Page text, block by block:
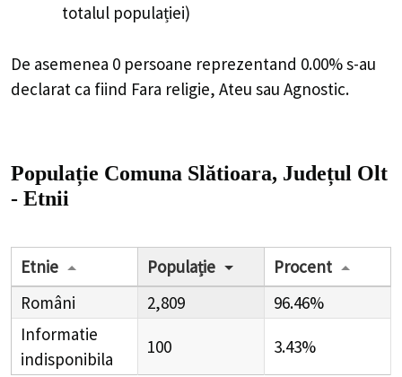
totalul populației)
De asemenea 0 persoane reprezentand 0.00% s-au
declarat ca fiind Fara religie, Ateu sau Agnostic.
Populație Comuna Slătioara, Județul Olt
- Etnii
Etnie Populație
Procent
Români
2,809
96.46%
Informatie
indisponibila
100 3.43%